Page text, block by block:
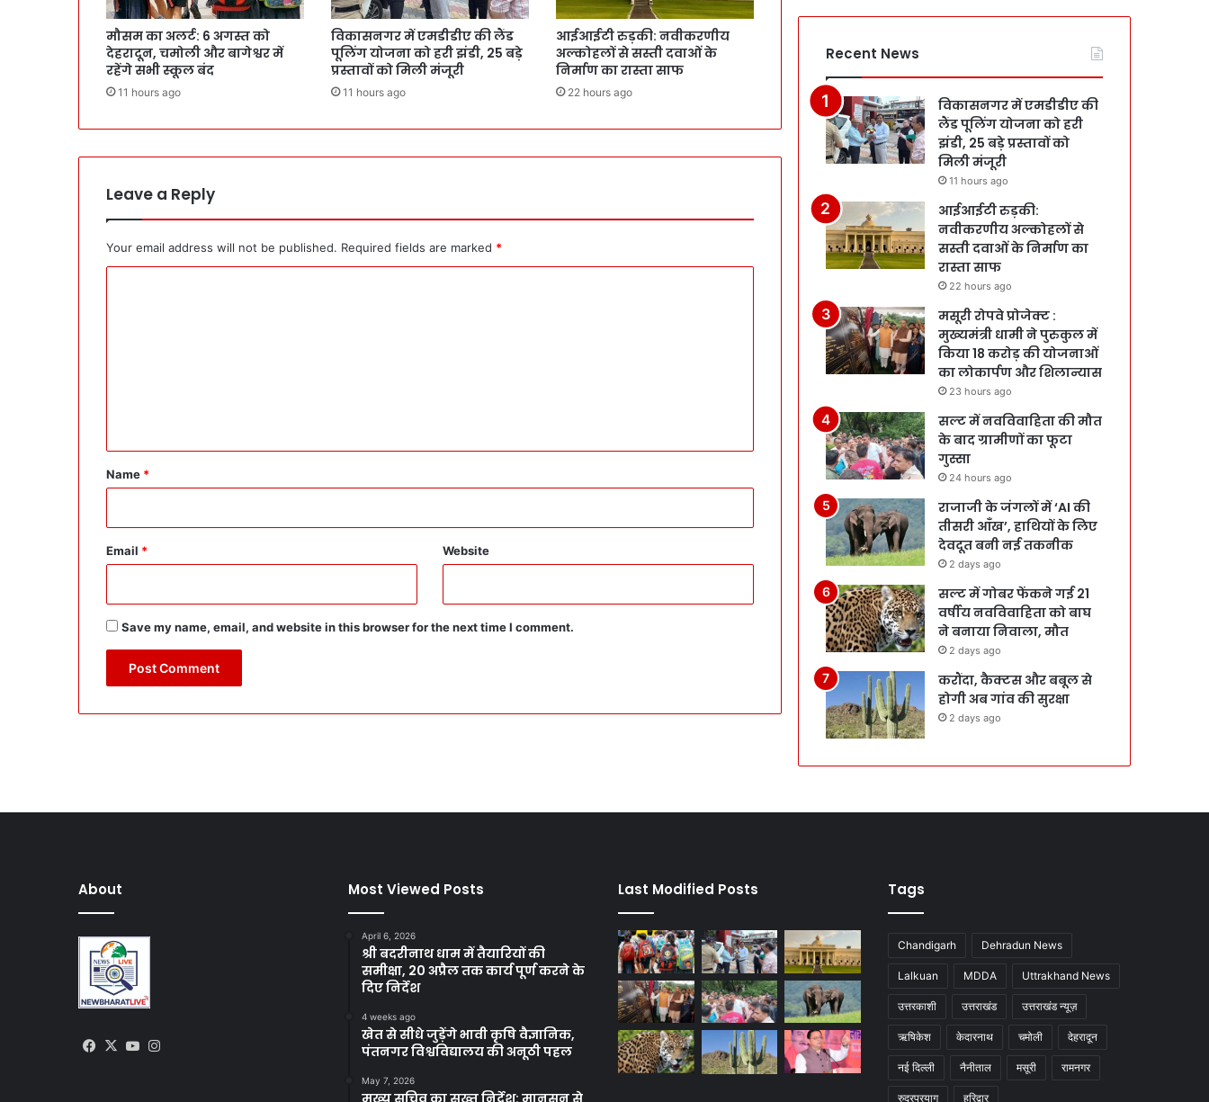
मौसम का अलर्ट: 6 अगस्त को
देहरादून, चमोली और बागेश्वर में
रहेंगे सभी स्कूल बंद
11 hours ago
विकासनगर में एमडीडीए की लैंड
पूलिंग योजना को हरी झंडी, 25 बड़े
प्रस्तावों को मिली मंजूरी
11 hours ago
आईआईटी रुड़की: नवीकरणीय
अल्कोहलों से सस्ती दवाओं के
निर्माण का रास्ता साफ
22 hours ago
Leave a Reply
Your email address will not be published. Required fields are marked *
*
Name *
Email * Website
Save my name, email, and website in this browser for the next time I comment.
Recent News
विकासनगर में एमडीडीए की
लैंड पूलिंग योजना को हरी
झंडी, 25 बड़े प्रस्तावों को
मिली मंजूरी
11 hours ago
आईआईटी रुड़की:
नवीकरणीय अल्कोहलों से
सस्ती दवाओं के निर्माण का
रास्ता साफ
22 hours ago
मसूरी रोपवे प्रोजेक्ट :
मुख्‍यमंत्री धामी ने पुरुकुल में
किया 18 करोड़ की योजनाओं
का लोकार्पण और शिलान्यास
23 hours ago
सल्ट में नवविवाहिता की मौत
के बाद ग्रामीणों का फूटा
गुस्सा
24 hours ago
राजाजी के जंगलों में ‘AI की
तीसरी आँख’, हाथियों के लिए
देवदूत बनी नई तकनीक
2 days ago
सल्ट में गोबर फेंकने गई 21
वर्षीय नवविवाहिता को बाघ
ने बनाया निवाला, मौत
2 days ago
करौंदा, कैक्टस और बबूल से
होगी अब गांव की सुरक्षा
2 days ago
About
Facebook
X YouTube
Most Viewed Posts
April 6, 2026
श्री बदरीनाथ धाम में तैयारियों की
समीक्षा, 20 अप्रैल तक कार्य पूर्ण करने के
दिए निर्देश
4 weeks ago
खेत से सीधे जुड़ेंगे भावी कृषि वैज्ञानिक,
पंतनगर विश्वविद्यालय की अनूठी पहल
May 7, 2026
मुख्य सचिव का सख्त निर्देश: मानसून से
Last Modified Posts Tags
Chandigarh Dehradun News
Lalkuan MDDA Uttrakhand News
उत्तरकाशी उत्तराखंड उत्तराखंड न्यूज़
ऋषिकेश केदारनाथ चमोली देहरादून
नई दिल्ली नैनीताल मसूरी रामनगर
रुद्रप्रयाग हरिद्वार